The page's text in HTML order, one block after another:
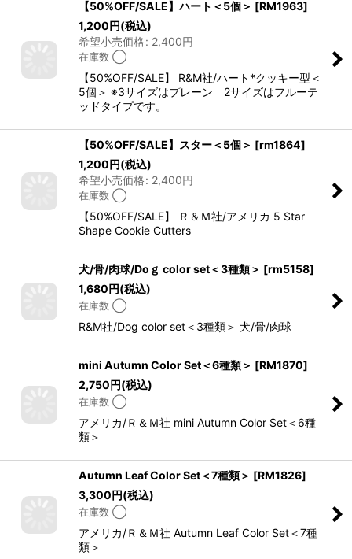
【50%OFF/SALE】ハート＜5個＞ [RM1963]
1,200円(税込)
希望小売価格: 2,400円
在庫数 ◯
【50%OFF/SALE】 R&M社/ハート*クッキー型＜
5個＞ ※3サイズはプレーン 2サイズはフルーテ
ッドタイプです。
【50%OFF/SALE】スター＜5個＞ [rm1864]
1,200円(税込)
希望小売価格: 2,400円
在庫数 ◯
【50%OFF/SALE】 Ｒ＆Ｍ社/アメリカ 5 Star
Shape Cookie Cutters
犬/骨/肉球/Doｇ color set＜3種類＞ [rm5158]
1,680円(税込)
在庫数 ◯
R&M社/Dog color set＜3種類＞ 犬/骨/肉球
mini Autumn Color Set＜6種類＞ [RM1870]
2,750円(税込)
在庫数 ◯
アメリカ/Ｒ＆Ｍ社 mini Autumn Color Set＜6種
類＞
Autumn Leaf Color Set＜7種類＞ [RM1826]
3,300円(税込)
在庫数 ◯
アメリカ/Ｒ＆Ｍ社 Autumn Leaf Color Set＜7種
類＞